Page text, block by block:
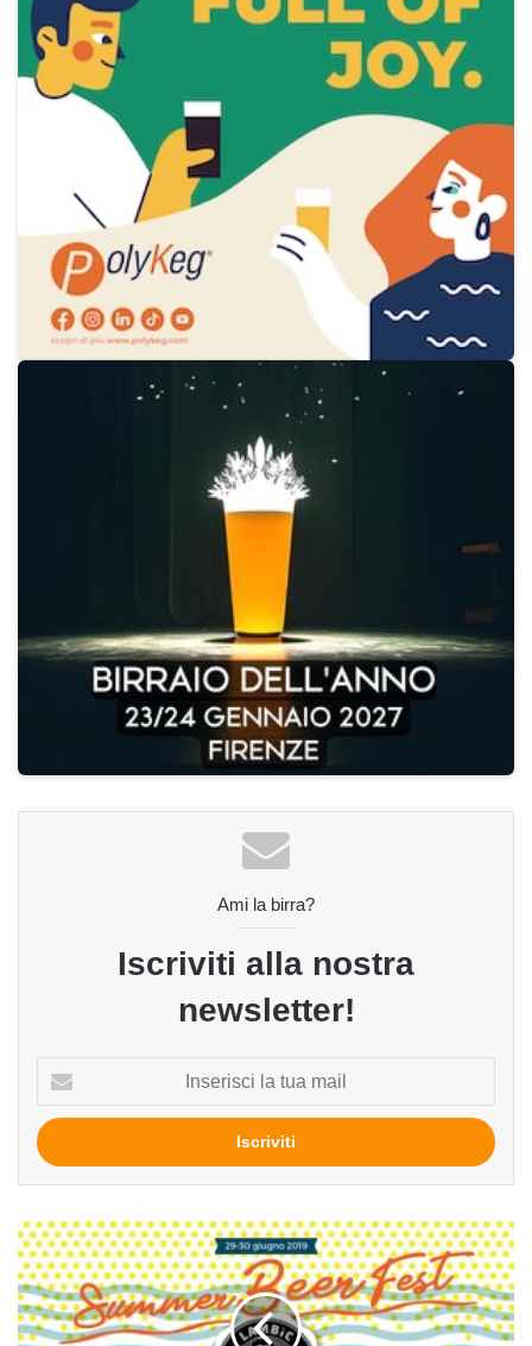
Ami la birra?
Iscriviti alla nostra
newsletter!
tua
mail
Summer
Beer
Fest
arriva
a